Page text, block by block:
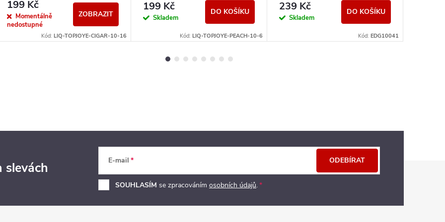
199 Kč
Momentálně
nedostupné
ZOBRAZIT
Kód: LIQ-TOPJOYE-CIGAR-10-16
199 Kč
Skladem
DO KOŠÍKU
Kód: LIQ-TOPJOYE-PEACH-10-6
239 Kč
Skladem
DO KOŠÍKU
Kód: EDG10041
slevách E-mail
SOUHLASÍM se zpracováním osobních údajů.
ODEBÍRAT